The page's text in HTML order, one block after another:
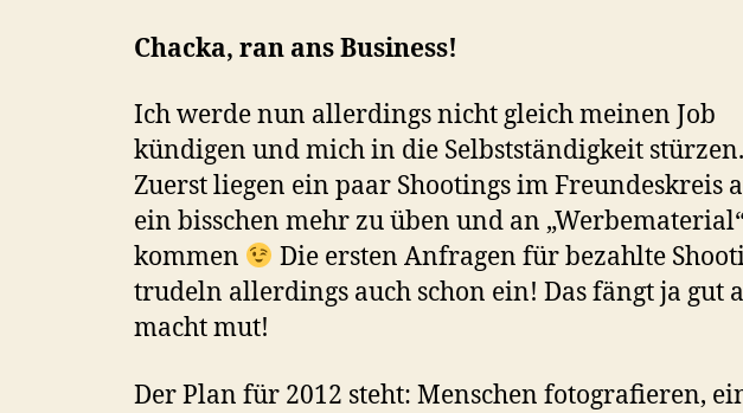
Chacka, ran ans Business!
Ich werde nun allerdings nicht gleich meinen Job
kündigen und mich in die Selbstständigkeit stürzen.
Zuerst liegen ein paar Shootings im Freundeskreis
ein bisschen mehr zu üben und an
kommen
Die ersten Anfragen für bezahlte
trudeln allerdings auch schon ein! Das fängt ja gut
macht mut!
Der Plan für 2012 steht: Menschen fotografieren,